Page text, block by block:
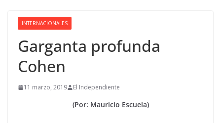
INTERNACIONALES
Garganta profunda
Cohen
11 marzo, 2019 El Independiente
(Por: Mauricio Escuela)